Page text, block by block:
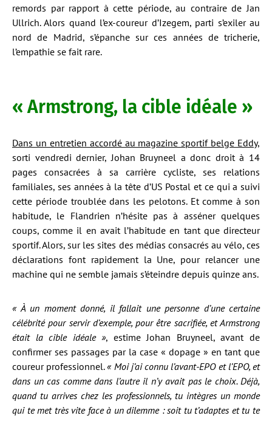
remords par rapport à cette période, au contraire de Jan
Ullrich. Alors quand l’ex-coureur d’Izegem, parti s’exiler au
nord de Madrid, s’épanche sur ces années de tricherie,
l’empathie se fait rare.
« Armstrong, la cible idéale »
Dans un entretien accordé au magazine sportif belge Eddy,
sorti vendredi dernier, Johan Bruyneel a donc droit à 14
pages consacrées à sa carrière cycliste, ses relations
familiales, ses années à la tête d’US Postal et ce qui a suivi
cette période troublée dans les pelotons. Et comme à son
habitude, le Flandrien n’hésite pas à asséner quelques
coups, comme il en avait l’habitude en tant que directeur
sportif. Alors, sur les sites des médias consacrés au vélo, ces
déclarations font rapidement la Une, pour relancer une
machine qui ne semble jamais s’éteindre depuis quinze ans.
« À un moment donné, il fallait une personne d’une certaine
célébrité pour servir d’exemple, pour être sacrifiée, et Armstrong
était la cible idéale », estime Johan Bruyneel, avant de
confirmer ses passages par la case « dopage » en tant que
coureur professionnel.« Moi j’ai connu l’avant-EPO et l’EPO, et
dans un cas comme dans l’autre il n’y avait pas le choix. Déjà,
quand tu arrives chez les professionnels, tu intègres un monde
qui te met très vite face à un dilemme : soit tu t’adaptes et tu te